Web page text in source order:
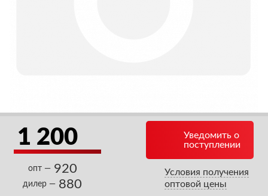
1 200
опт — 920
дилер — 880
Уведомить о
поступлении
Условия получения
оптовой цены